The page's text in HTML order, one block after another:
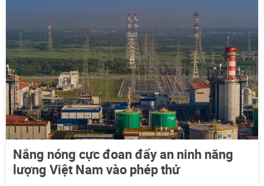
Nắng nóng cực đoan đẩy an ninh năng
lượng Việt Nam vào phép thử